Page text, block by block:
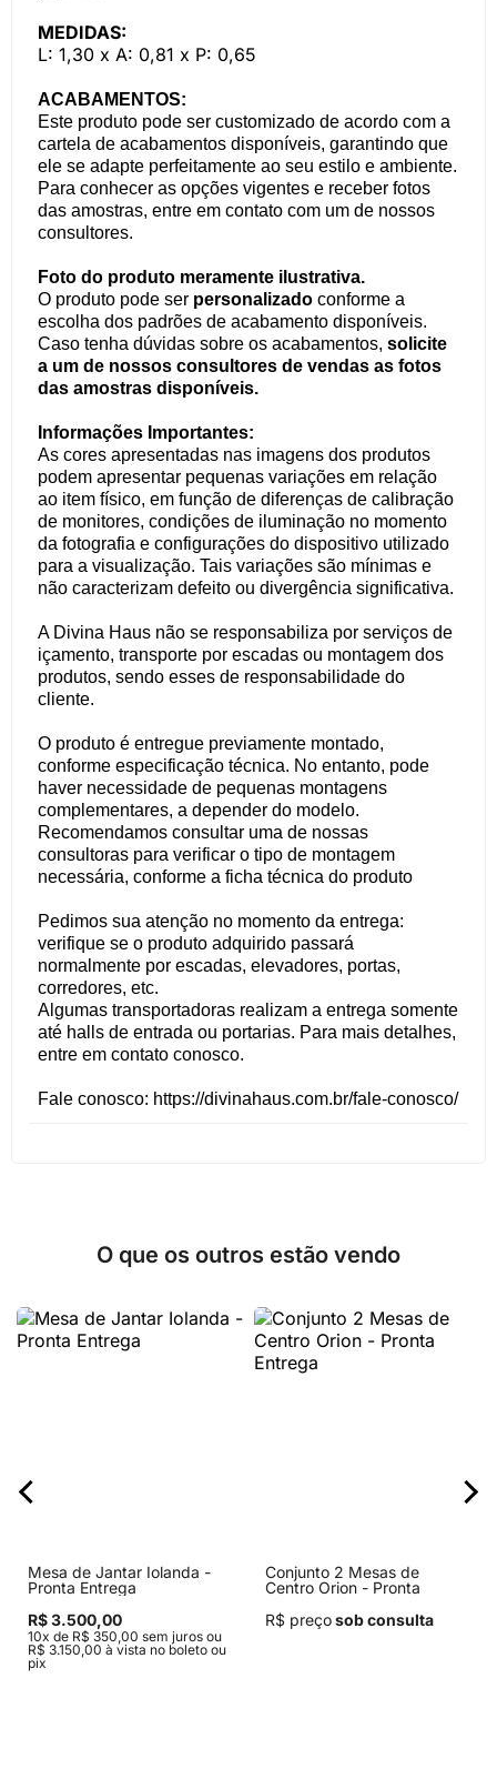
MEDIDAS:
L: 1,30 x A: 0,81 x P: 0,65
ACABAMENTOS:
Este produto pode ser customizado de acordo com a
cartela de acabamentos disponíveis, garantindo que
ele se adapte perfeitamente ao seu estilo e ambiente.
Para conhecer as opções vigentes e receber fotos
das amostras, entre em contato com um de nossos
consultores.
Foto do produto meramente ilustrativa.
O produto pode ser personalizado conforme a
escolha dos padrões de acabamento disponíveis.
Caso tenha dúvidas sobre os acabamentos, solicite
a um de nossos consultores de vendas as fotos
das amostras disponíveis.
Informações Importantes:
As cores apresentadas nas imagens dos produtos
podem apresentar pequenas variações em relação
ao item físico, em função de diferenças de calibração
de monitores, condições de iluminação no momento
da fotografia e configurações do dispositivo utilizado
para a visualização. Tais variações são mínimas e
não caracterizam defeito ou divergência significativa.
A Divina Haus não se responsabiliza por serviços de
içamento, transporte por escadas ou montagem dos
produtos, sendo esses de responsabilidade do
cliente.
O produto é entregue previamente montado,
conforme especificação técnica. No entanto, pode
haver necessidade de pequenas montagens
complementares, a depender do modelo.
Recomendamos consultar uma de nossas
consultoras para verificar o tipo de montagem
necessária, conforme a ficha técnica do produto
Pedimos sua atenção no momento da entrega:
verifique se o produto adquirido passará
normalmente por escadas, elevadores, portas,
corredores, etc.
Algumas transportadoras realizam a entrega somente
até halls de entrada ou portarias. Para mais detalhes,
entre em contato conosco.
Fale conosco: https://divinahaus.com.br/fale-conosco/
O que os outros estão vendo
Mesa de Jantar Iolanda -
Pronta Entrega
R$ 3.500,00
10x de R$ 350,00 sem juros ou
R$ 3.150,00 à vista no boleto ou
pix
Conjunto 2 Mesas de
Centro Orion - Pronta
R$ preçosob consulta